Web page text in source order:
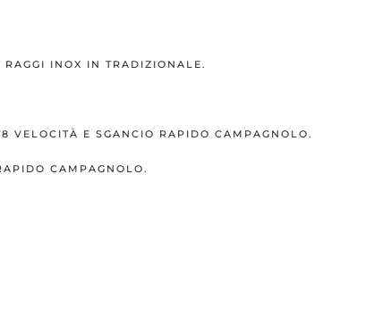
INOX IN TRADIZIONALE.
VELOCITÀ E SGANCIO RAPIDO CAMPAGNOLO.
CAMPAGNOLO.